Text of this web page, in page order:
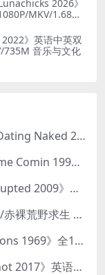
2026》
MKV/1.68G
》英语中英双
735M 音乐与文化
美国纪录片《裸体相亲/裸体约会 Dating Naked 2014-2016》第1-3季全33集 英语中英双字 无水印纯净版 1080P/MKV/85.6G 裸体相亲真人秀
加拿大纪录片《好久不见 Long Time Comin 1993》英语中英双字 官方纯净版 1080P/MKV/1G 女同性艺术家
美国纪录片《双相青春 Boy Interrupted 2009》英语中英双字 官方纯净版 1080P/MKV/1.43G 青少年躁郁症
探索频道《赤裸与恐惧：独自生存/赤裸荒野求生 Naked and Afraid: Solo 2023》第一季全8集 英语中英双字 官方纯净版 高码1080P/MKV/45.4G
BBC纪录片《文明的轨迹 Civilisations 1969》全13集 英语中英双字 高清收藏版 1080P/MKV/64.1G 西方艺术史话
Netflix纪录片《意外在场 Long Shot 2017》英语中字 720P/NKV/1.06GB 美国谋杀误判案件